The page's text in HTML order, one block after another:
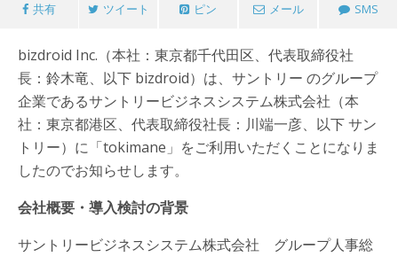
共有 ツイート ピン メール SMS
bizdroid Inc.（本社：東京都千代田区、代表取締役社
長：鈴木竜、以下 bizdroid）は、サントリー のグループ
企業であるサントリービジネスシステム株式会社（本
社：東京都港区、代表取締役社長：川端一彦、以下 サン
トリー）に「tokimane」をご利用いただくことになりま
したのでお知らせします。
会社概要・導入検討の背景
サントリービジネスシステム株式会社 グループ人事総